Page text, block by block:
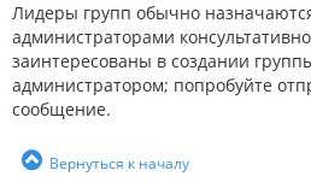
Лидеры групп обычно
администраторами
заинтересованы в создании
администратором; попробуйте
сообщение.
Вернуться к началу